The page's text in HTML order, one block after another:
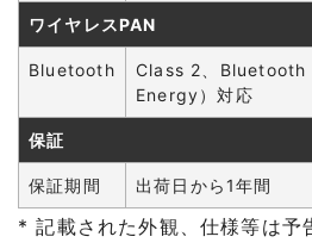
ワイヤレスPAN
Bluetooth
Class 2、
Energy）対応
保証
保証期間 出荷日から1年間
* 記載された外観、仕様等は予